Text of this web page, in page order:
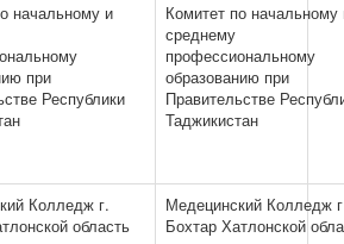
начальному и
при
Республики
Комитет по начальному
среднему
профессиональному
образованию при
Правительстве
Таджикистан
Колледж г.
область
Медецинский Колледж
Бохтар Хатлонской